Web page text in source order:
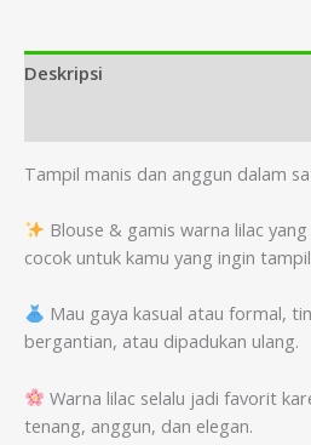
Deskripsi
Tampil manis dan anggun dalam
Blouse & gamis warna lilac
cocok untuk kamu yang ingin
Mau gaya kasual atau formal,
bergantian, atau dipadukan ulang.
Warna lilac selalu jadi favorit
tenang, anggun, dan elegan.